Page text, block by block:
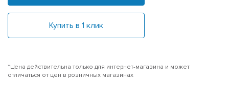
Купить в 1 клик
*Цена действительна только для интернет-магазина и может
отличаться от цен в розничных магазинах